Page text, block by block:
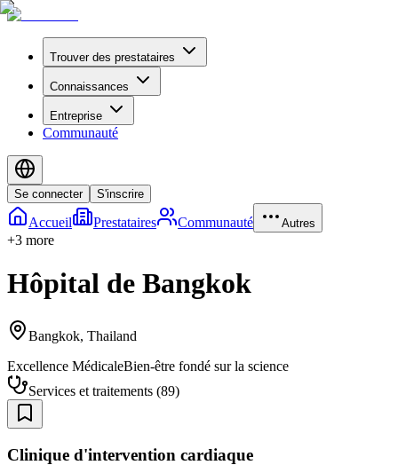
Trouver des prestataires
Connaissances
Entreprise
Communauté
Se connecter S'inscrire
Accueil Prestataires Communauté Autres
+3 more
Hôpital de Bangkok
Bangkok, Thailand
Excellence MédicaleBien-être fondé sur la science
Services et traitements (89)
Clinique d'intervention cardiaque